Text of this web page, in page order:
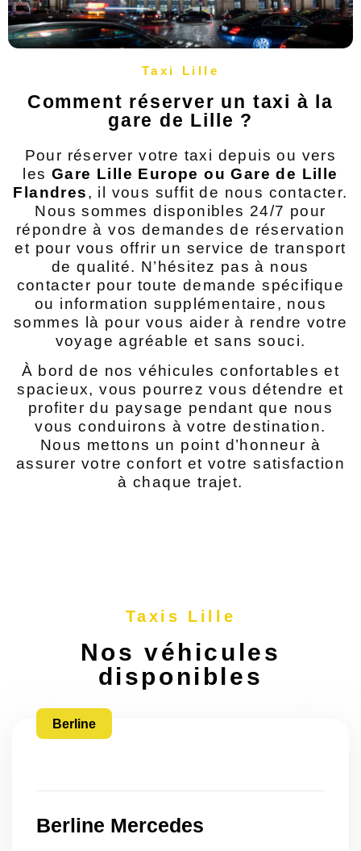
Taxi Lille
Comment réserver un taxi à la
gare de Lille ?
Pour réserver votre taxi depuis ou vers
les Gare Lille Europe ou Gare de Lille
Flandres, il vous suffit de nous contacter.
Nous sommes disponibles 24/7 pour
répondre à vos demandes de réservation
et pour vous offrir un service de transport
de qualité. N’hésitez pas à nous
contacter pour toute demande spécifique
ou information supplémentaire, nous
sommes là pour vous aider à rendre votre
voyage agréable et sans souci.
À bord de nos véhicules confortables et
spacieux, vous pourrez vous détendre et
profiter du paysage pendant que nous
vous conduirons à votre destination.
Nous mettons un point d’honneur à
assurer votre confort et votre satisfaction
à chaque trajet.
Taxis Lille
Nos véhicules
disponibles
Berline
Berline Mercedes